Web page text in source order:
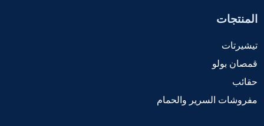
المنتجات
تيشيرتات
قمصان بولو
حقائب
مفروشات السرير والحمام